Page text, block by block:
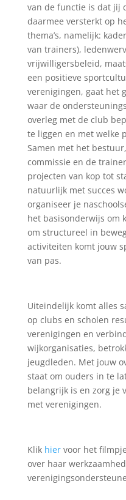
van de functie is dat jij
daarmee versterkt op
thema’s, namelijk:
van trainers),
vrijwilligersbeleid,
een positieve
verenigingen, gaat het
waar de
overleg met de club
te liggen en met welke
Samen met het
commissie en de
projecten van kop tot
natuurlijk met succes
organiseer je
het basisonderwijs om
om structureel in
activiteiten komt jouw
van pas.
Uiteindelijk komt alles
op clubs en scholen
verenigingen en
wijkorganisaties,
jeugdleden. Met jouw
staat om ouders in te
belangrijk is en zorg je
met verenigingen.
Klik hiervoor het
over haar